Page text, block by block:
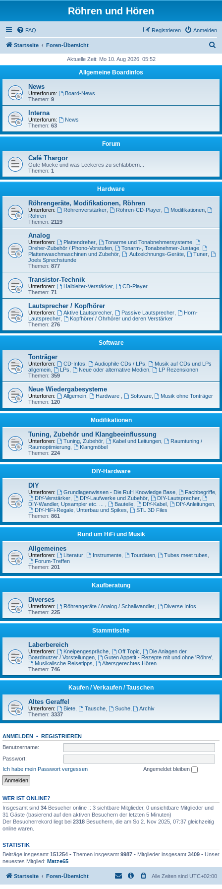
Röhren und Hören
FAQ Anmelden
Registrieren
Startseite Foren-Übersicht
h
Aktuelle Zeit: Mo 10. Aug 2026, 05:52
Allgemeine Boardinfos
News
Unterforum:
Board-News
Themen: 9
Interna
Unterforum:
News
Themen: 63
Forum
Café Thargor
Gute Mucke und was Leckeres zu schlabbern...
Themen: 1
Hardware
Röhrengeräte, Modifikationen, Röhren
Unterforen: Röhrenverstärker, Röhren-CD-Player, Modifikationen,
Röhren
Themen: 2119
Analog
Unterforen: Plattendreher, Tonarme und Tonabnehmersysteme,
Dreher-Zubehör / Phono-Vorstufen
Tonarm-, Tonabnehmer-Justage,
Plattenwaschmaschinen und Zubehör
Aufzeichnungs-Geräte, Tuner,
Joels Sprechstunde
Themen: 877
Transistor-Technik
Unterforen: Halbleiter-Verstärker,
CD-Player
Themen: 71
Lautsprecher / Kopfhörer
Unterforen: Aktive Lautsprecher, Passive Lautsprecher,
Horn-
Lautsprecher
Kopfhörer / Ohrhörer und deren Verstärker
Themen: 276
Software
Tonträger
Unterforen: CD-Infos Audiophile CDs / LPs
Musik auf CDs und LPs
allgemein
LPs Neue oder alternative Medien,
LP Rezensionen
Themen: 359
Neue Wiedergabesysteme
Unterforen: Allgemein, Hardware Software,
Musik ohne Tonträger
Themen: 120
Modifikationen
Tuning, Zubehör und Klangbeeinflussung
Unterforen: Tuning, Zubehör, Kabel und Leitungen,
Raumtuning /
Raumoptimierung
Klangmöbel
Themen: 224
DIY-Hardware
DIY
Unterforen: Grundlagenwissen - Die RuH Knowledge Base, Fachbegriffe,
DIY-Verstärker, DIY-Laufwerke und Zubehör, DIY-Lautsprecher,
DIY-Wandler, Upsampler etc. ...
Bauteile, DIY-Kabel, DIY-Anleitungen,
DIY-HiFi-Regale, Unterbau und Spikes
STL 3D Files
Themen: 861
Rund um HiFi und Musik
Allgemeines
Unterforen: Literatur, Instrumente, Tourdaten, Tubes meet tubes
Forum-Treffen
Themen: 201
Kaufberatung
Diverses
Unterforen: Röhrengeräte / Analog / Schallwandler,
Diverse Infos
Themen: 225
Stammtische
Laberbereich
Unterforen: Kneipengespräche, Off Topic
Die Anlagen der
Boardnutzer / Vorstellungen
Guten Appetit - Rezepte mit und ohne 'Röhre',
Musikalische Reisetipps
Altersgerechtes Hören
Themen: 746
Kaufen / Verkaufen / Tauschen
Altes Geraffel
Unterforen: Biete, Tausche, Suche,
Archiv
Themen: 3337
ANMELDEN • REGISTRIEREN
Benutzername:
Passwort:
Ich habe mein Passwort vergessen
Angemeldet bleiben
WER IST ONLINE?
Insgesamt sind 34 Besucher online :: 3 sichtbare Mitglieder, 0 unsichtbare Mitglieder und
31 Gäste (basierend auf den aktiven Besuchern der letzten 5 Minuten)
Der Besucherrekord liegt bei 2318 Besuchern, die am So 2. Nov 2025, 07:37 gleichzeitig
online waren.
STATISTIK
Beiträge insgesamt 151254 • Themen insgesamt 9987 • Mitglieder insgesamt 3409 • Unser
neuestes Mitglied: Matze65
Startseite Foren-Übersicht Alle Zeiten sind UTC+02:00